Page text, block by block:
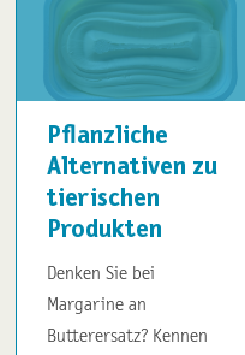
Pflanzliche
Alternativen zu
tierischen
Produkten
Denken Sie bei
Margarine an
Butterersatz? Kennen